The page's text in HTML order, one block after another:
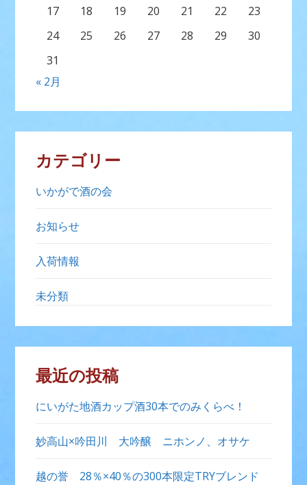
17
18 19 20 21 22
23
24
25 26 27 28 29
30
31
« 2月
カテゴリー
いかがで酒の会
お知らせ
入荷情報
未分類
最近の投稿
にいがた地酒カップ酒30本でのみくらべ！
妙高山×吟田川 大吟醸 ニホンノ、オサケ
越の誉 28％×40％の300本限定TRYブレンド